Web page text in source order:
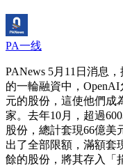
PA一线
PANews 5月11日消息
的一輪融資中，
元的股份，這使他們成
家。去年10月，超過
股份，總計套現66億美
出了全部限額，滿額套
餘的股份，將其存入「